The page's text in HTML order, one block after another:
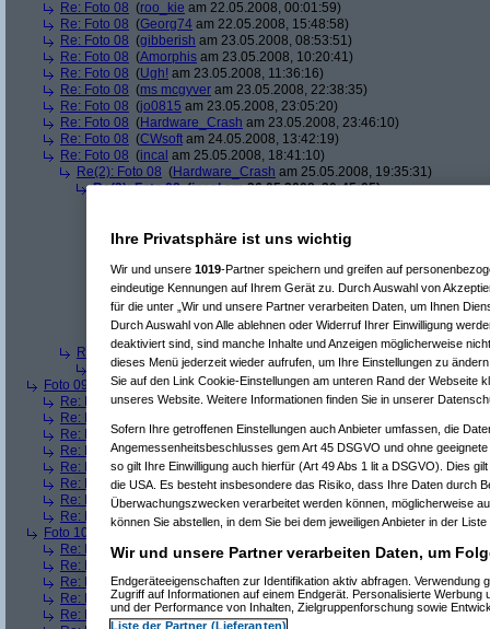
Re: Foto 08 (roo_kie am 22.05.2008, 00:01:59)
Re: Foto 08 (Georg74 am 22.05.2008, 15:48:58)
Re: Foto 08 (gibberish am 23.05.2008, 08:53:51)
Re: Foto 08 (Amorphis am 23.05.2008, 10:20:41)
Re: Foto 08 (Ugh! am 23.05.2008, 11:36:16)
Re: Foto 08 (ms mcgyver am 23.05.2008, 22:38:35)
Re: Foto 08 (jo0815 am 23.05.2008, 23:05:20)
Re: Foto 08 (Hardware_Crash am 23.05.2008, 23:46:10)
Re: Foto 08 (CWsoft am 24.05.2008, 13:42:19)
Re: Foto 08 (incal am 25.05.2008, 18:41:10)
Re(2): Foto 08 (Hardware_Crash am 25.05.2008, 19:35:31)
Re(3): Foto 08(incalam 26.05.2008, 20:45:05)
Re(6): Foto 08( Hardware_Crasham 26.05.2008,
Re(8): Foto 08(Hardware_Crasham 26.05.2008,
Re(9): Foto 08(incalam 26.05.2008, 21:55:49)
Re(10): Foto 08(Hardware_Crasham
Re(11): Foto 08(incalam 26.05.2008,
Re(12): Foto 08
Hardware_Crash
am
Re(2): Foto 08 (Srv-02am 26.05.2008, 09:58:02)
Re(3): Foto 08(incalam 26.05.2008, 20:46:08)
Foto 09
phjam 21.05.2008, 17:46:17)
Re: Foto 09(AVSam 21.05.2008, 20:38:43)
Re: Foto 09
Re: Foto 09(gibberisham 23.05.2008, 09:03:43)
Re: Foto 09(Amorphisam 23.05.2008, 10:40:33)
Re: Foto 09(Ugh! am 23.05.2008, 11:38:45)
Re: Foto 09 (ms mcgyveram 23.05.2008, 22:45:45)
Re: Foto 09(Hardware_Crash am 23.05.2008, 23:49:18)
Re: Foto 09(CWsoftam 24.05.2008, 13:46:55)
Foto 10
am 21.05.2008, 17:46:40)
Re: Foto 10(AVSam 21.05.2008, 20:46:08)
Re: Foto 10
Re: Foto 10(Amorphisam 23.05.2008, 10:42:24)
Re: Foto 10(Ugh! am 23.05.2008, 11:40:50)
Re: Foto 10(ms mcgyveram 23.05.2008, 22:50:31)
Ihre Privatsphäre ist uns wichtig
Wir und unsere 1019-Partner speichern und greifen auf
eindeutige Kennungen auf Ihrem Gerät zu. Durch Auswahl von
für die unter „Wir und unsere Partner verarbeiten Daten, um Ihnen
Durch Auswahl von Alle ablehnen oder Widerruf Ihrer Einwilligung
deaktiviert sind, sind manche Inhalte und Anzeigen möglicherweise
dieses Menü jederzeit wieder aufrufen, um Ihre Einstellungen zu
Sie auf den Link Cookie-Einstellungen am unteren Rand der Webseite
unseres Website. Weitere Informationen finden Sie in unserer
Sofern Ihre getroffenen Einstellungen auch Anbieter umfassen, die
Angemessenheitsbeschlusses gem Art 45 DSGVO und ohne
so gilt Ihre Einwilligung auch hierfür (Art 49 Abs 1 lit a DSGVO). Dies
die USA. Es besteht insbesondere das Risiko, dass Ihre Daten durch
Überwachungszwecken verarbeitet werden können, möglicherweise
können Sie abstellen, in dem Sie bei dem jeweiligen Anbieter in der
Wir und unsere Partner verarbeiten Daten, um
Endgeräteeigenschaften zur Identifikation aktiv abfragen. Verwendung
Zugriff auf Informationen auf einem Endgerät. Personalisierte Werbung
und der Performance von Inhalten, Zielgruppenforschung sowie
Liste der Partner (Lieferanten)